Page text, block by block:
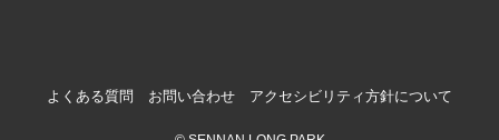
よくある質問 お問い合わせ アクセシビリティ方針について